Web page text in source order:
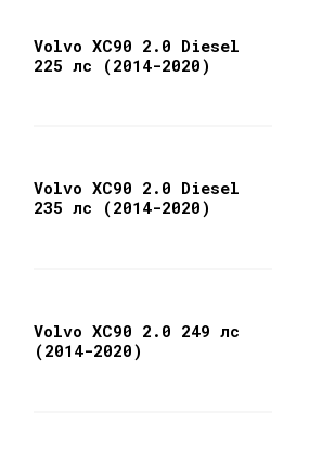
Volvo XC90 2.0 Diesel
225 лс (2014-2020)
Volvo XC90 2.0 Diesel
235 лс (2014-2020)
Volvo XC90 2.0 249 лс
(2014-2020)